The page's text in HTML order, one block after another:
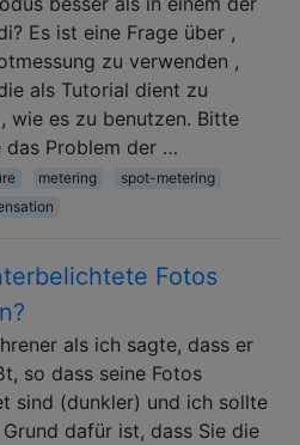
Es ist eine Frage über ,
zu verwenden ,
als Tutorial dient zu
wie es zu benutzen. Bitte
das Problem der …
metering
spot-metering
Fotos
als ich sagte, dass er
so dass seine Fotos
sind (dunkler) und ich sollte
dafür ist, dass Sie die